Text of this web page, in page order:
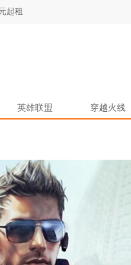
起租
英雄联盟 穿越火线